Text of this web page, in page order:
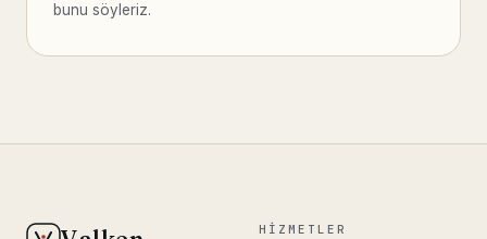
bunu söyleriz.
HIZMETLER